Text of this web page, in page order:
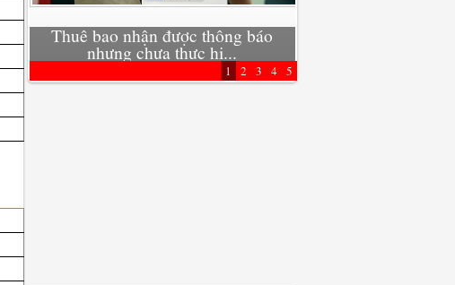
Thuê bao nhận được thông báo
nhưng chưa thực hi...
1 2 3 4 5